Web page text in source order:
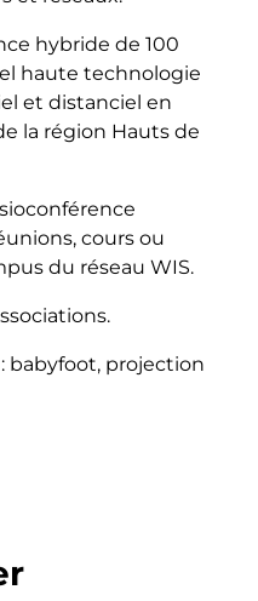
hybride de 100
haute technologie
et distanciel en
la région Hauts de
cours ou
du réseau WIS.
babyfoot, projection